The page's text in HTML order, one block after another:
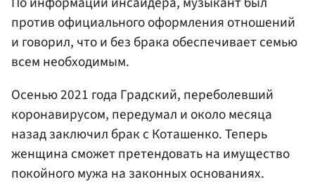
против официального оформления отношений
и говорил, что и без брака обеспечивает семью
всем необходимым.
Осенью 2021 года Градский, переболевший
коронавирусом, передумал и около месяца
назад заключил брак с Коташенко. Теперь
женщина сможет претендовать на имущество
покойного мужа на законных основаниях.